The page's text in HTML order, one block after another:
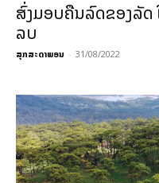
ສົ່ງມອບຄືນລົດຂອງລັດ
ລບ
ສຸກສະດາພອນ - 31/08/2022